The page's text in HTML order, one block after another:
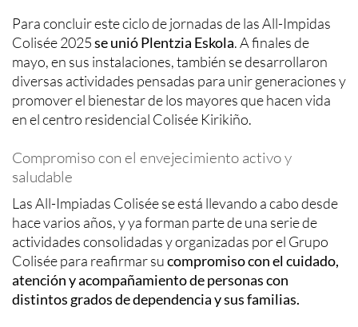
Para concluir este ciclo de jornadas de las All-Impidas
Colisée 2025se unió Plentzia Eskola. A finales de
mayo, en sus instalaciones, también se desarrollaron
diversas actividades pensadas para unir generaciones y
promover el bienestar de los mayores que hacen vida
en el centro residencial Colisée Kirikiño.
Compromiso con el envejecimiento activo y
saludable
Las All-Impiadas Colisée se está llevando a cabo desde
hace varios años, y ya forman parte de una serie de
actividades consolidadas y organizadas por el Grupo
Colisée para reafirmar sucompromiso con el cuidado,
atención y acompañamiento de personas con
distintos grados de dependencia y sus familias.